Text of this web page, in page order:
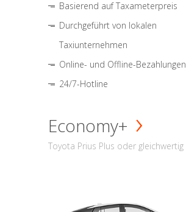
Basierend auf Taxameterpreis
Durchgeführt von lokalen
Taxiunternehmen
Online- und Offline-Bezahlungen
24/7-Hotline
Economy+
Toyota Prius Plus oder gleichwertig